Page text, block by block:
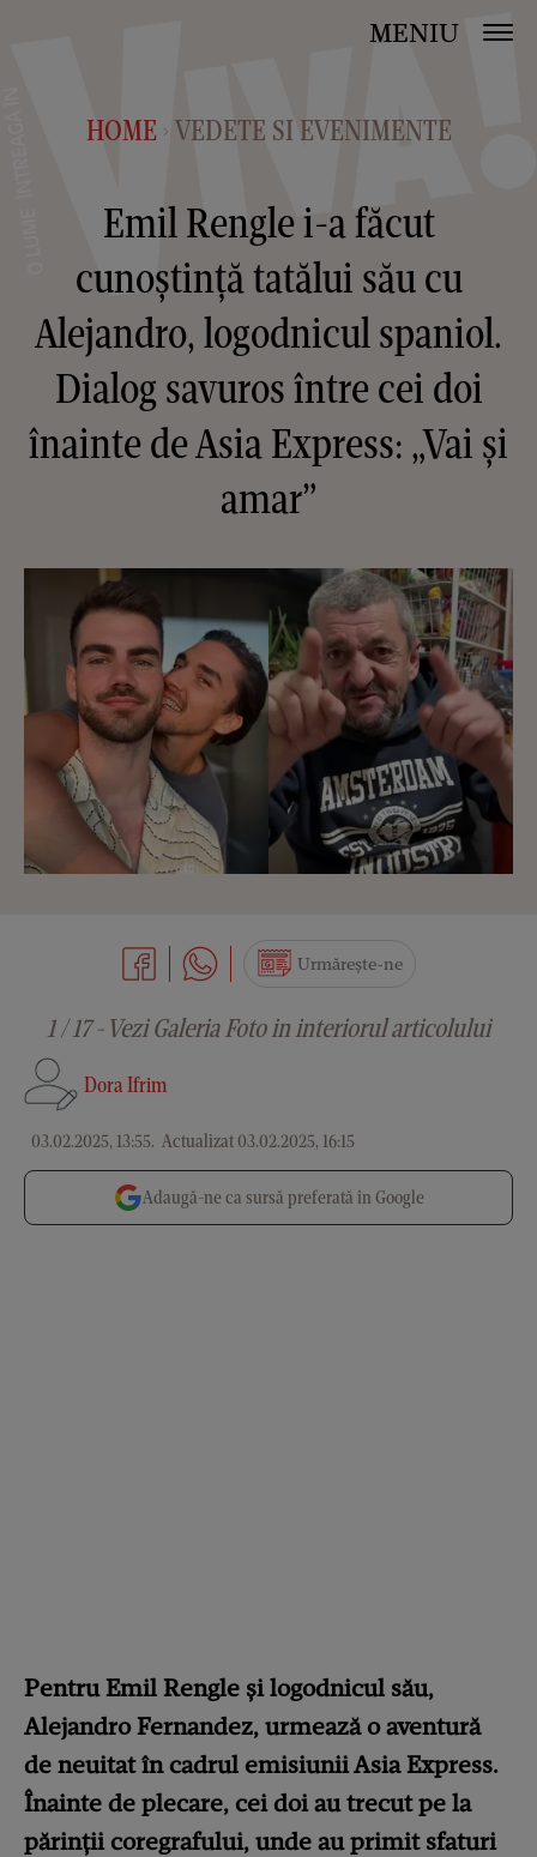
MENIU
HOME > VEDETE SI EVENIMENTE
Emil Rengle i-a făcut
cunoștință tatălui său cu
Alejandro, logodnicul spaniol.
Dialog savuros între cei doi
înainte de Asia Express: „Vai și
amar”
Dora Ifrim
03.02.2025, 13:55. Actualizat 03.02.2025, 16:15
Urmărește-ne
1 / 17 - Vezi Galeria Foto in interiorul articolului
Adaugă-ne ca sursă preferată în Google
Pentru Emil Rengle și logodnicul său,
Alejandro Fernandez, urmează o aventură
de neuitat în cadrul emisiunii Asia Express.
Înainte de plecare, cei doi au trecut pe la
părinții coregrafului, unde au primit sfaturi